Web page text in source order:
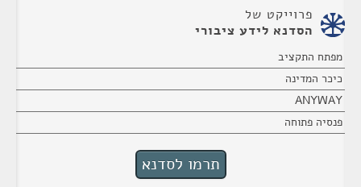
פרוייקט של
הסדנא לידע ציבורי
מפתח התקציב
כיכר המדינה
ANYWAY
פנסיה פתוחה